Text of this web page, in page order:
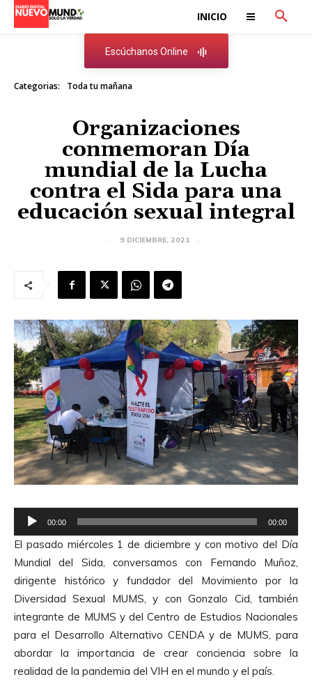
INICIO
Escúchanos Online
Categorias: Toda tu mañana
Organizaciones
conmemoran Día
mundial de la Lucha
contra el Sida para una
educación sexual integral
9 DICIEMBRE, 2021
e
p
r
o
d
u
c
t
o
00:00 00:00
El pasado miércoles 1 de diciembre y con motivo del Día
Mundial del Sida, conversamos con Fernando Muñoz,
dirigente histórico y fundador del Movimiento por la
Diversidad Sexual MUMS, y con Gonzalo Cid, también
integrante de MUMS y del Centro de Estudios Nacionales
para el Desarrollo Alternativo CENDA y de MUMS, para
abordar la importancia de crear conciencia sobre la
realidad de la pandemia del VIH en el mundo y el país.